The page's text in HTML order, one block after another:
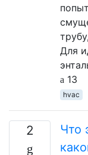
Для
13
hvac
2
Что